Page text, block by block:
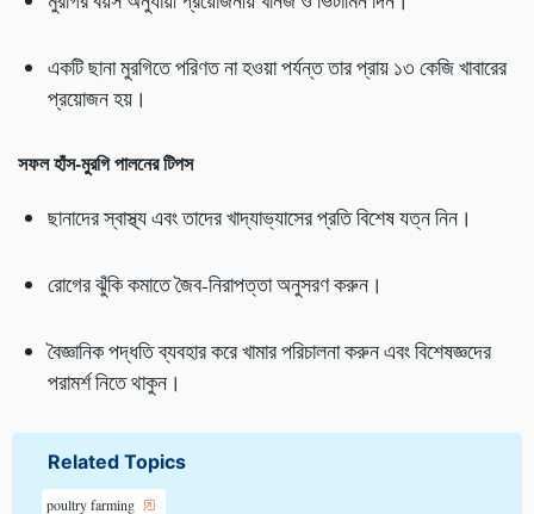
একটি ছানা মুরগিতে পরিণত না হওয়া পর্যন্ত তার প্রায় ১৩ কেজি খাবারের
প্রয়োজন হয়।
সফল হাঁস-মুরগি পালনের টিপস
ছানাদের স্বাস্থ্য এবং তাদের খাদ্যাভ্যাসের প্রতি বিশেষ যত্ন নিন।
রোগের ঝুঁকি কমাতে জৈব-নিরাপত্তা অনুসরণ করুন।
বৈজ্ঞানিক পদ্ধতি ব্যবহার করে খামার পরিচালনা করুন এবং বিশেষজ্ঞদের
পরামর্শ নিতে থাকুন।
Related Topics
poultry farming